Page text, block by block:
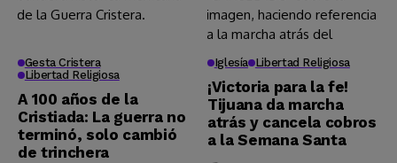
Gesta Cristera
Libertad Religiosa
A 100 años de la
Cristiada: La guerra no
terminó, solo cambió
de trinchera
Iglesía Libertad Religiosa
¡Victoria para la fe!
Tijuana da marcha
atrás y cancela cobros
a la Semana Santa